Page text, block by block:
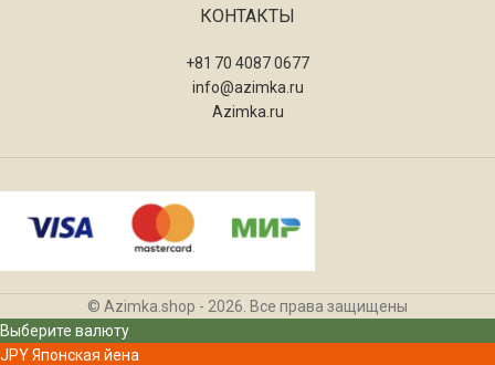
КОНТАКТЫ
+81 70 4087 0677
info@azimka.ru
Azimka.ru
© Azimka.shop - 2026. Все права защищены
Выберите валюту
JPYЯпонская йена